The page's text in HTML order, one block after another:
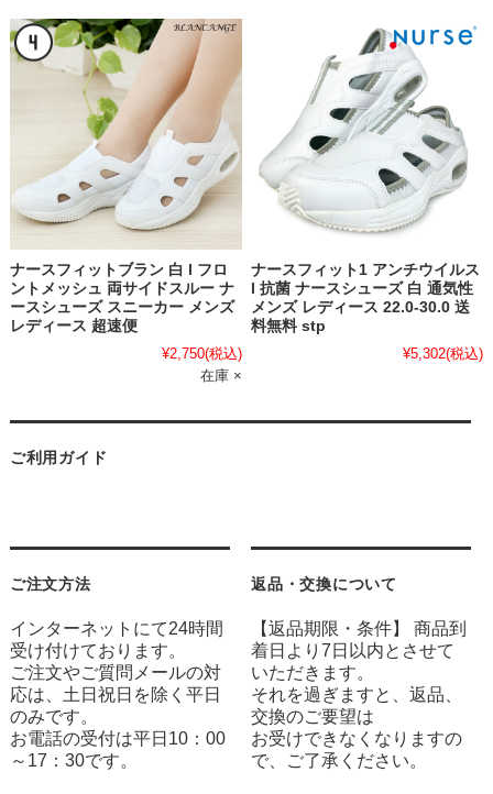
ナースフィットブラン 白 l フロ
ントメッシュ 両サイドスルー ナ
ースシューズ スニーカー メンズ
レディース 超速便
¥2,750(税込)
在庫 ×
ナースフィット1 アンチウイルス
l 抗菌 ナースシューズ 白 通気性
メンズ レディース 22.0-30.0 送
料無料 stp
¥5,302(税込)
ご利用ガイド
ご注文方法
インターネットにて24時間
受け付けております。
ご注文やご質問メールの対
応は、土日祝日を除く平日
のみです。
お電話の受付は平日10：00
～17：30です。
返品・交換について
【返品期限・条件】 商品到
着日より7日以内とさせて
いただきます。
それを過ぎますと、返品、
交換のご要望は
お受けできなくなりますの
で、ご了承ください。